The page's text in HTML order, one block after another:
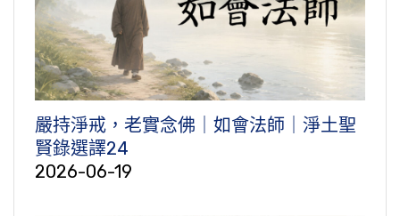
嚴持淨戒，老實念佛｜如會法師｜淨土聖
賢錄選譯24
2026-06-19